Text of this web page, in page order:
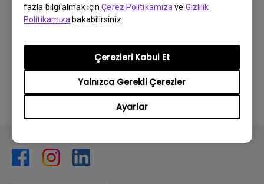
fazla bilgi almak içinÇerez Politikamıza ve Gizlilik
Politikamıza bakabilirsiniz.
Ayarlar
Yalnızca Gerekli Çerezler
Çerezleri Kabul Et
Evet Hayır